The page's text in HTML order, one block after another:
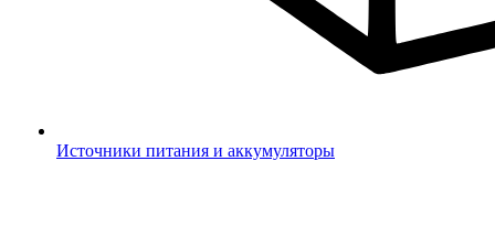
Источники питания и аккумуляторы